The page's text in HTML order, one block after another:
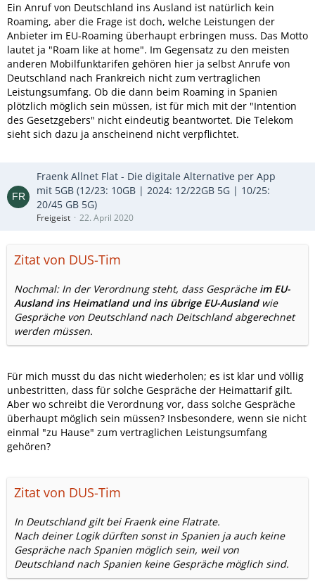
Ein Anruf von Deutschland ins Ausland ist natürlich kein
Roaming, aber die Frage ist doch, welche Leistungen der
Anbieter im EU-Roaming überhaupt erbringen muss. Das Motto
lautet ja "Roam like at home". Im Gegensatz zu den meisten
anderen Mobilfunktarifen gehören hier ja selbst Anrufe von
Deutschland nach Frankreich nicht zum vertraglichen
Leistungsumfang. Ob die dann beim Roaming in Spanien
plötzlich möglich sein müssen, ist für mich mit der "Intention
des Gesetzgebers" nicht eindeutig beantwortet. Die Telekom
sieht sich dazu ja anscheinend nicht verpflichtet.
Fraenk Allnet Flat - Die digitale Alternative per App
mit 5GB (12/23: 10GB | 2024: 12/22GB 5G | 10/25:
20/45 GB 5G)
Freigeist 22. April 2020
Zitat von DUS-Tim
Nochmal: In der Verordnung steht, dass Gespräche im EU-
Ausland ins Heimatland und ins übrige EU-Ausland wie
Gespräche von Deutschland nach Deitschland abgerechnet
werden müssen.
Für mich musst du das nicht wiederholen; es ist klar und völlig
unbestritten, dass für solche Gespräche der Heimattarif gilt.
Aber wo schreibt die Verordnung vor, dass solche Gespräche
überhaupt möglich sein müssen? Insbesondere, wenn sie nicht
einmal "zu Hause" zum vertraglichen Leistungsumfang
gehören?
Zitat von DUS-Tim
In Deutschland gilt bei Fraenk eine Flatrate.
Nach deiner Logik dürften sonst in Spanien ja auch keine
Gespräche nach Spanien möglich sein, weil von
Deutschland nach Spanien keine Gespräche möglich sind.